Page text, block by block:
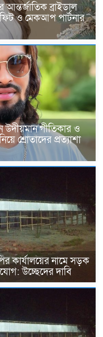
আন্তর্জাতিক ব্রাইডাল
ও মেকআপ পার্টনার
গীতিকার ও
শ্রোতাদের প্রত্যাশা
কার্যালয়ের নামে সড়ক
উচ্ছেদের দাবি